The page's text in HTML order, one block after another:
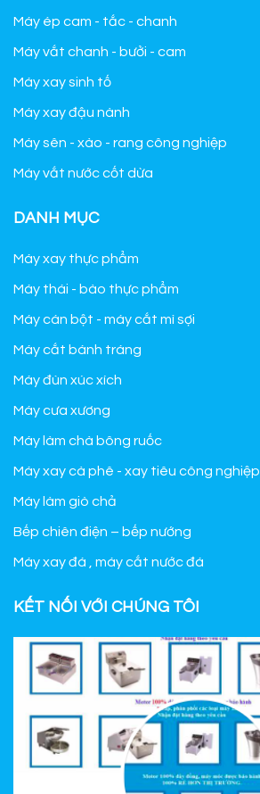
Máy ép cam - tắc - chanh
Máy vắt chanh - bưởi - cam
Máy xay sinh tố
Máy xay đậu nành
Máy sên - xào - rang công nghiệp
Máy vắt nước cốt dừa
DANH MỤC
Máy xay thực phẩm
Máy thái - bào thực phẩm
Máy cán bột - máy cắt mì sợi
Máy cắt bánh tráng
Máy đùn xúc xích
Máy cưa xương
Máy làm chà bông ruốc
Máy xay cà phê - xay tiêu công nghiệp
Máy làm giò chả
Bếp chiên điện – bếp nướng
Máy xay đá , máy cắt nước đá
KẾT NỐI VỚI CHÚNG TÔI